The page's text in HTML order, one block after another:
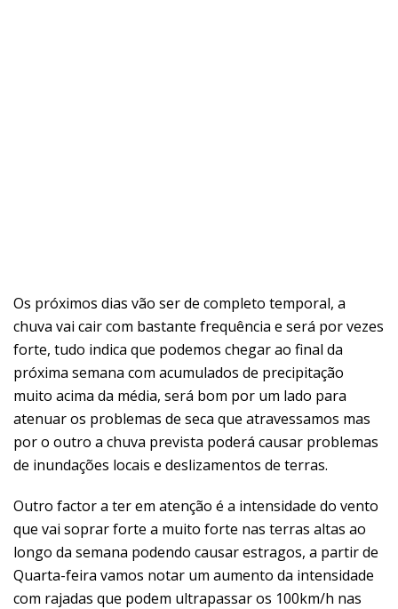
Os próximos dias vão ser de completo temporal, a
chuva vai cair com bastante frequência e será por vezes
forte, tudo indica que podemos chegar ao final da
próxima semana com acumulados de precipitação
muito acima da média, será bom por um lado para
atenuar os problemas de seca que atravessamos mas
por o outro a chuva prevista poderá causar problemas
de inundações locais e deslizamentos de terras.
Outro factor a ter em atenção é a intensidade do vento
que vai soprar forte a muito forte nas terras altas ao
longo da semana podendo causar estragos, a partir de
Quarta-feira vamos notar um aumento da intensidade
com rajadas que podem ultrapassar os 100km/h nas